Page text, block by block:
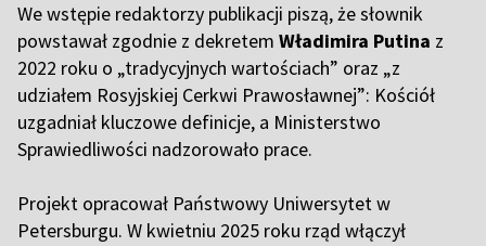
We wstępie redaktorzy publikacji piszą, że słownik
powstawał zgodnie z dekretem Władimira Putina z
2022 roku o „tradycyjnych wartościach” oraz „z
udziałem Rosyjskiej Cerkwi Prawosławnej”: Kościół
uzgadniał kluczowe definicje, a Ministerstwo
Sprawiedliwości nadzorowało prace.
Projekt opracował Państwowy Uniwersytet w
Petersburgu. W kwietniu 2025 roku rząd włączył